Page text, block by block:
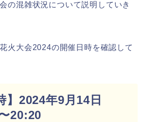
の混雑状況について説明していき
火大会2024の開催日時を確認して
】2024年9月14日
20:20